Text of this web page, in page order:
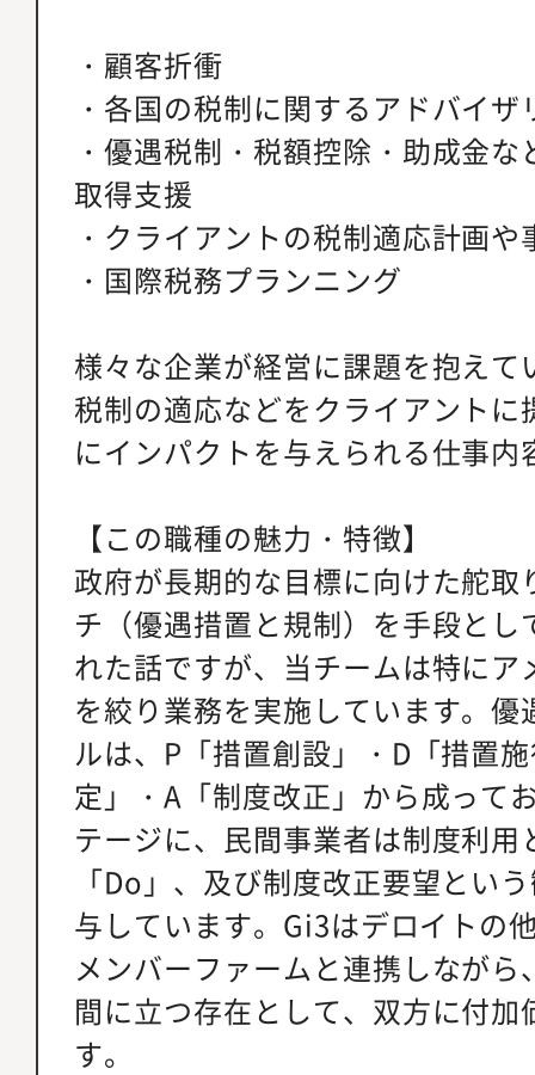
・顧客折衝
・各国の税制に関するアドバイザ
・優遇税制・税額控除・助成金
取得支援
・クライアントの税制適応計画
・国際税務プランニング
様々な企業が経営に課題を抱え
税制の適応などをクライアント
にインパクトを与えられる仕事内
【この職種の魅力・特徴】
政府が長期的な目標に向けた舵
チ（優遇措置と規制）を手段と
れた話ですが、当チームは特に
を絞り業務を実施しています。
ルは、P「措置創設」・D「措置
定」・A「制度改正」から成って
テージに、民間事業者は制度利用
「Do」、及び制度改正要望とい
与しています。Gi3はデロイトの
メンバーファームと連携しなが
間に立つ存在として、双方に付
す。